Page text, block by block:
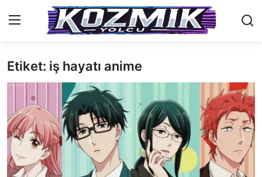
Anasayfa
Genel
İletişim
Anime Önerileri
Etiket: iş hayatı anime